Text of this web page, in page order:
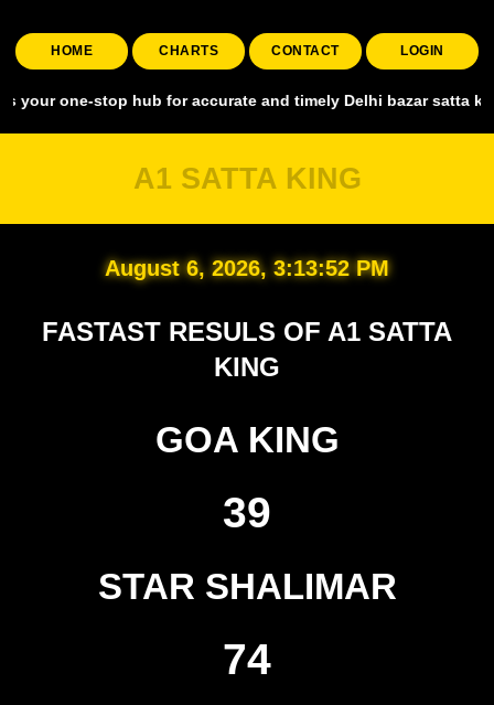
HOME CHARTS CONTACT LOGIN
stop hub for accurate and timely Delhi bazar satta king,
A1 SATTA KING
August 6, 2026, 3:13:53 PM
FASTAST RESULS OF A1 SATTA
KING
GOA KING
39
STAR SHALIMAR
74